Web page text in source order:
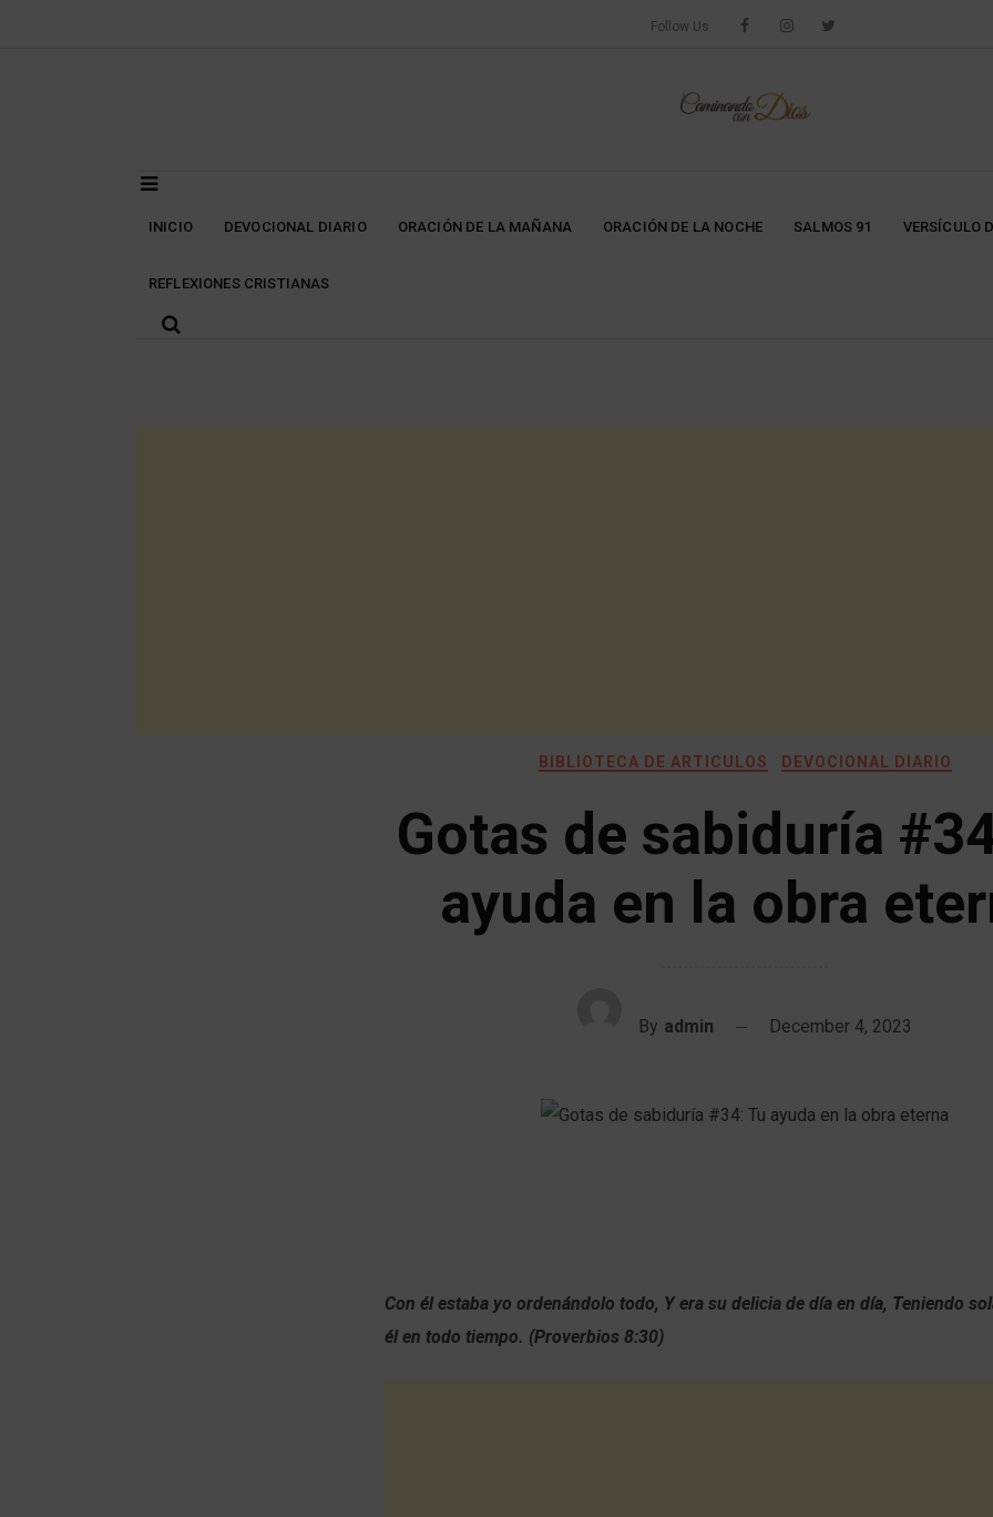
Follow Us
INICIO DEVOCIONAL DIARIO ORACIÓN DE LA MAÑANA ORACIÓN DE LA NOCHE SALMOS 91 VERSÍCULO
REFLEXIONES CRISTIANAS
BIBLIOTECA DE ARTICULOS DEVOCIONAL DIARIO
Gotas de sabiduría
ayuda en la obra
By admin December 4, 2023
Con él estaba yo ordenándolo todo, Y era su delicia de día en día, Teniendo
él en todo tiempo. (Proverbios 8:30)